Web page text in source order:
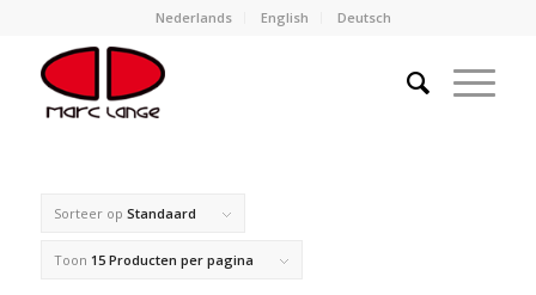
Nederlands English Deutsch
Sorteer op Standaard
Toon 15 Producten per pagina